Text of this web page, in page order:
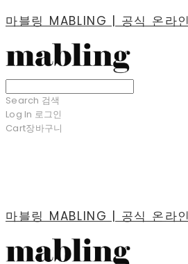
마블링 MABLING | 공식 온라
Search 검색
Log In 로그인
Cart장바구니
마블링 MABLING | 공식 온라